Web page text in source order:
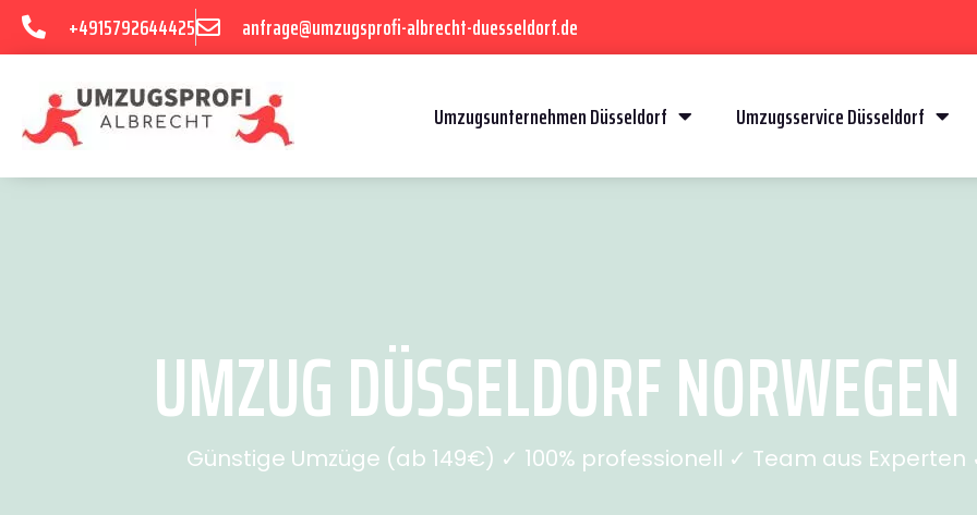
+4915792644425 anfrage@umzugsprofi-albrecht-duesseldorf.de
Umzugsunternehmen Düsseldorf Umzugsservice Düsseldorf
UMZUG DÜSSELDORF
Günstige Umzüge (ab 149€) ✓ 100% professionell ✓ Team aus